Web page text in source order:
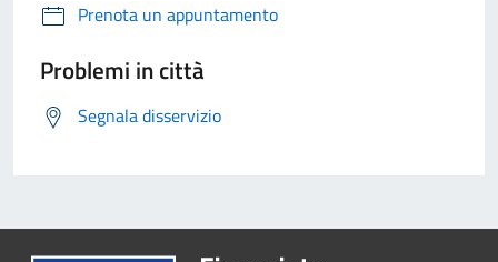
Prenota un appuntamento
Problemi in città
Segnala disservizio